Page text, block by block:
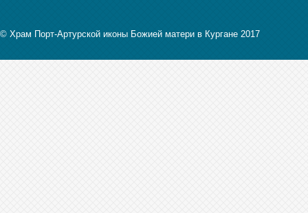
© Храм Порт-Артурской иконы Божией матери в Кургане 2017